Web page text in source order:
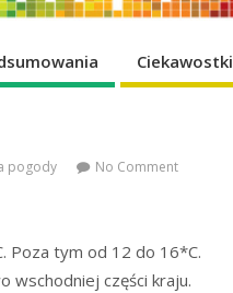
Ciekawostki
pogody No Comment
Poza tym od 12 do 16*C.
wschodniej części kraju.